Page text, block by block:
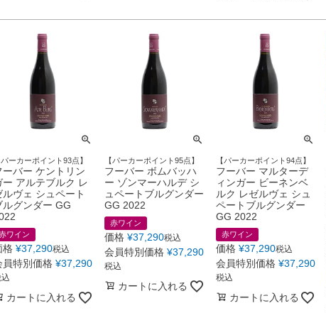
ーカーポイント93点】
ーバー ケントリン
ー アルテブルク レ
ルヴェ シュペート
ルグンダー GG
ワイン
格 ¥37,290税込
員特別価格 ¥37,290
カートに入れる
【パーカーポイント95点】
フーバー ボムバッハ
ー ゾンマーハルデ シ
ュペートブルグンダー
GG 2022
赤ワイン
価格 ¥37,290税込
会員特別価格 ¥37,290
税込
カートに入れる
【パーカーポイント94点】
フーバー マルターデ
ィンガー ビーネンベ
ルク レゼルヴェ シュ
ペートブルグンダー
GG 2022
赤ワイン
価格 ¥37,290税込
会員特別価格 ¥37,290
税込
カートに入れる